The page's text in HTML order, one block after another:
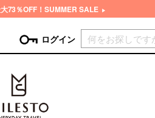
73％OFF！SUMMER SALE
ログイン 現在
インテリア